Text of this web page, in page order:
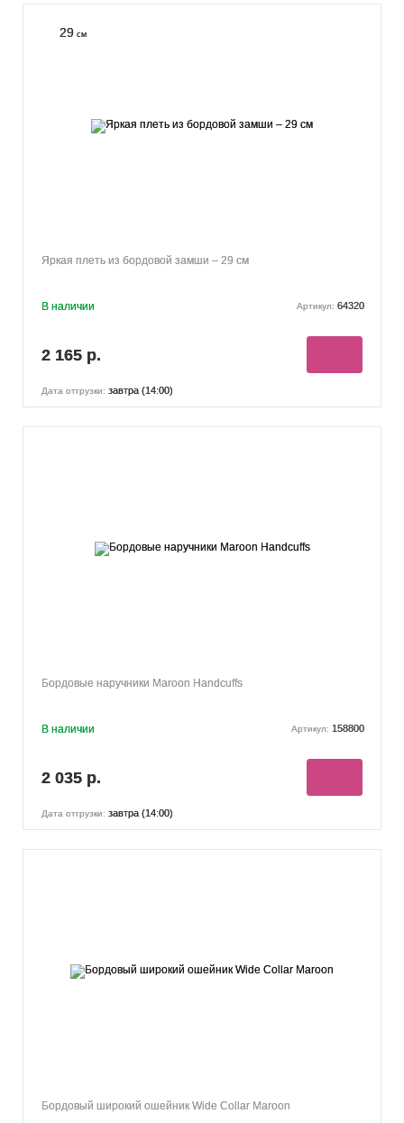
29 см
Яркая плеть из бордовой замши – 29 см
В наличии Артикул: 64320
2 165 р.
Дата отгрузки: завтра (14:00)
Бордовые наручники Maroon Handcuffs
В наличии Артикул: 158800
2 035 р.
Дата отгрузки: завтра (14:00)
Бордовый широкий ошейник Wide Collar Maroon